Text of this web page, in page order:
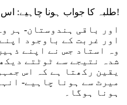
طلبہ کا جواب ہونا چاہیے: اس بار نہیں، بہت ہو چکا!
اور باقی ہندوستان- ہر
اور غربت کے باوجود
وہ استاد جس نے اپنے
شدہ نتیجے سے ٹوٹتے
یقین رکھتا ہے کہ اس
میرٹ سے ہونا چاہیے-
ہونا ہوگا۔